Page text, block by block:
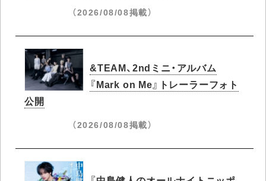
（2026/08/08掲載）
&TEAM、2ndミニ・アルバム
『Mark on Me』トレーラーフォト
公開
（2026/08/08掲載）